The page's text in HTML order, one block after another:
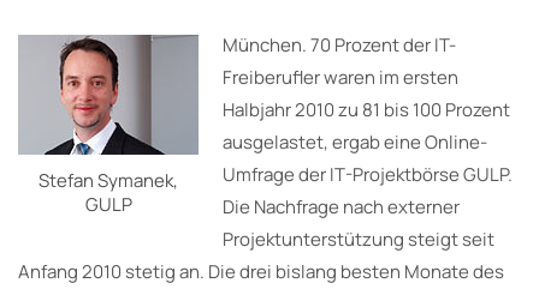
Stefan Symanek,
GULP
München. 70 Prozent der IT-
Freiberufler waren im ersten
Halbjahr 2010 zu 81 bis 100 Prozent
ausgelastet, ergab eine Online-
Umfrage der IT-Projektbörse GULP.
Die Nachfrage nach externer
Projektunterstützung steigt seit
Anfang 2010 stetig an. Die drei bislang besten Monate des